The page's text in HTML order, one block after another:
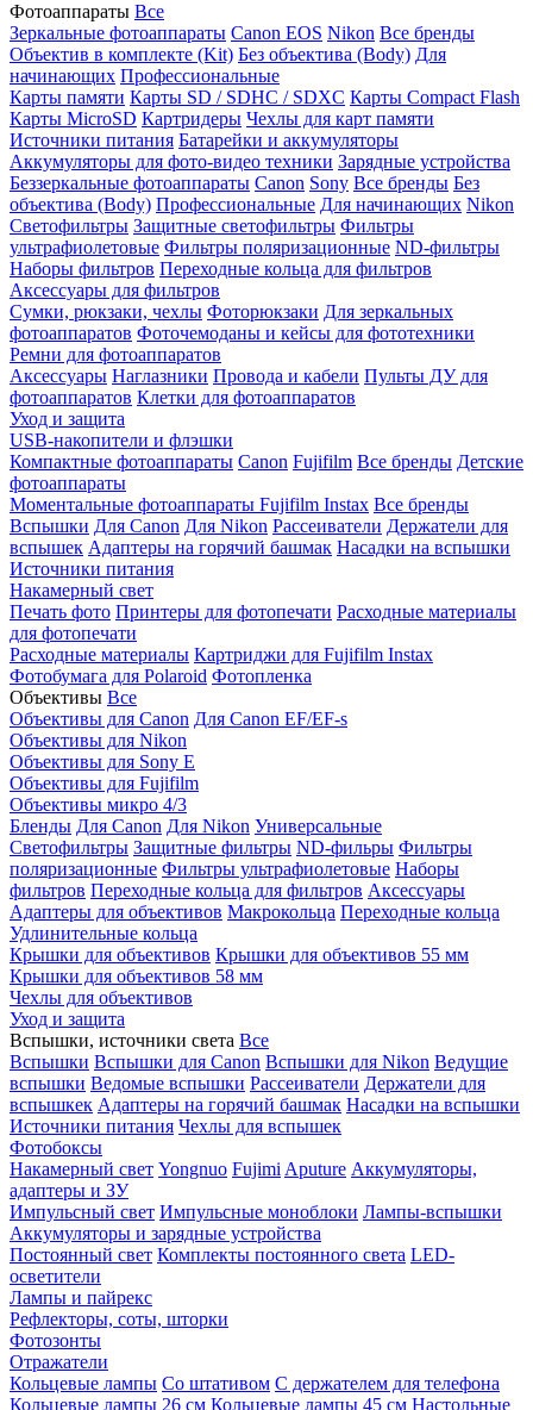
Фотоаппараты Все
Зеркальные фотоаппараты Canon EOS Nikon Все бренды
Объектив в комплекте (Kit) Без объектива (Body) Для
начинающих Профессиональные
Карты памяти Карты SD / SDHC / SDXC Карты Compact Flash
Карты MicroSD Картридеры Чехлы для карт памяти
Источники питания Батарейки и аккумуляторы
Аккумуляторы для фото-видео техники Зарядные устройства
Беззеркальные фотоаппараты Canon Sony Все бренды Без
объектива (Body) Профессиональные Для начинающих Nikon
Светофильтры Защитные светофильтры Фильтры
ультрафиолетовые Фильтры поляризационные ND-фильтры
Наборы фильтров Переходные кольца для фильтров
Аксессуары для фильтров
Сумки, рюкзаки, чехлы Фоторюкзаки Для зеркальных
фотоаппаратов Фоточемоданы и кейсы для фототехники
Ремни для фотоаппаратов
Аксессуары Наглазники Провода и кабели Пульты ДУ для
фотоаппаратов Клетки для фотоаппаратов
Уход и защита
USB-накопители и флэшки
Компактные фотоаппараты Canon Fujifilm Все бренды Детские
фотоаппараты
Моментальные фотоаппараты Fujifilm Instax Все бренды
Вспышки Для Canon Для Nikon Рассеиватели Держатели для
вспышек Адаптеры на горячий башмак Насадки на вспышки
Источники питания
Накамерный свет
Печать фото Принтеры для фотопечати Расходные материалы
для фотопечати
Расходные материалы Картриджи для Fujifilm Instax
Фотобумага для Polaroid Фотопленка
Объективы Все
Объективы для Canon Для Canon EF/EF-s
Объективы для Nikon
Объективы для Sony E
Объективы для Fujifilm
Объективы микро 4/3
Бленды Для Canon Для Nikon Универсальные
Светофильтры Защитные фильтры ND-фильры Фильтры
поляризационные Фильтры ультрафиолетовые Наборы
фильтров Переходные кольца для фильтров Аксессуары
Адаптеры для объективов Макрокольца Переходные кольца
Удлинительные кольца
Крышки для объективов Крышки для объективов 55 мм
Крышки для объективов 58 мм
Чехлы для объективов
Уход и защита
Вспышки, источники света Все
Вспышки Вспышки для Canon Вспышки для Nikon Ведущие
вспышки Ведомые вспышки Рассеиватели Держатели для
вспышкек Адаптеры на горячий башмак Насадки на вспышки
Источники питания Чехлы для вспышек
Фотобоксы
Накамерный свет Yongnuo Fujimi Aputure Аккумуляторы,
адаптеры и ЗУ
Импульсный свет Импульсные моноблоки Лампы-вспышки
Аккумуляторы и зарядные устройства
Постоянный свет Комплекты постоянного света LED-
осветители
Лампы и пайрекс
Рефлекторы, соты, шторки
Фотозонты
Отражатели
Кольцевые лампы Со штативом С держателем для телефона
Кольцевые лампы 26 см Кольцевые лампы 45 см Настольные